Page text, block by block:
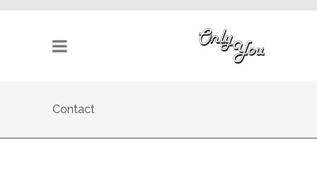
Contact